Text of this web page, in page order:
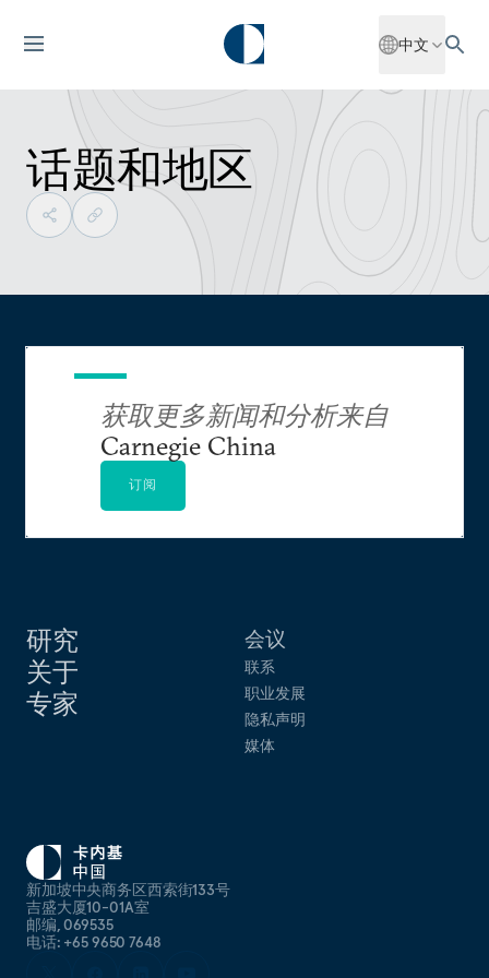
中文
话题和地区
新加坡中央商务区西索街133号
吉盛大厦10-01A室
邮编, 069535
电话: +65 9650 7648
研究
关于
专家
会议
联系
职业发展
隐私声明
媒体
获取更多新闻和分析来自
Carnegie China
订阅